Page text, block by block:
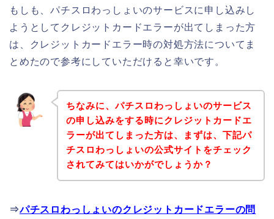
もしも、パチスロわっしょいのサービスに申し込みし
ようとしてクレジットカードエラーが出てしまった方
は、クレジットカードエラー時の対処方法についてま
とめたので参考にしていただけると幸いです。
ちなみに、パチスロわっしょいのサービス
の申し込みをする時にクレジットカードエ
ラーが出てしまった方は、まずは、下記パ
チスロわっしょいの公式サイトをチェック
されてみてはいかがでしょうか？
⇒パチスロわっしょいのクレジットカードエラーの問